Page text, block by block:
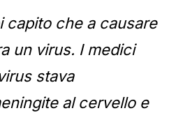
capito che a causare
un virus. I medici
stava
al cervello e